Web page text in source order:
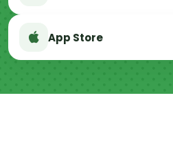
App Store